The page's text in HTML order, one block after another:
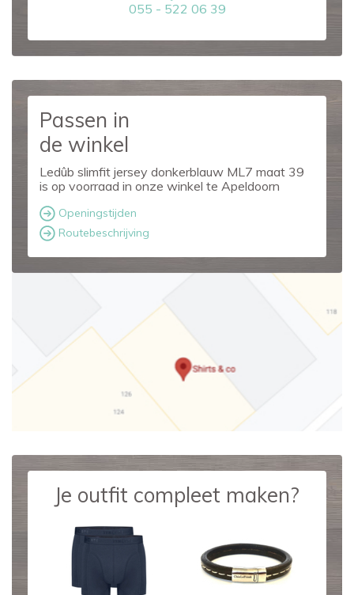
055 - 522 06 39
Passen in
de winkel
Ledûb slimfit jersey donkerblauw ML7 maat 39
is op voorraad in onze winkel te Apeldoorn
Openingstijden
Routebeschrijving
Je outfit compleet maken?